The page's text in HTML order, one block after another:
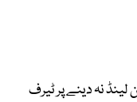
نہ دینے پر ٹیرف